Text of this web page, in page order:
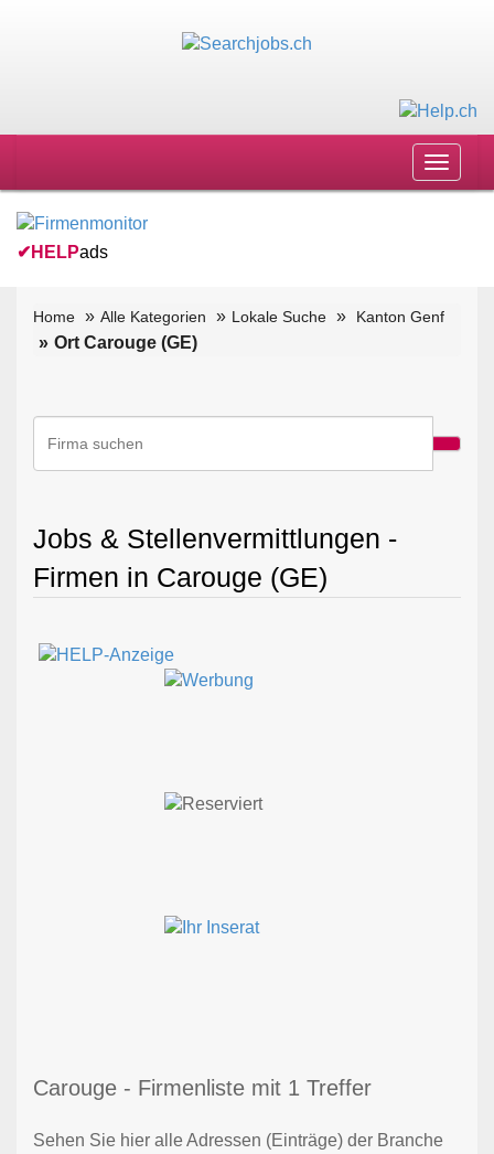
Toggle
✔ HELPads
Home Alle Kategorien Lokale Suche Kanton Genf
Ort Carouge (GE)
Jobs & Stellenvermittlungen -
Firmen in Carouge (GE)
Carouge - Firmenliste mit 1 Treffer
Sehen Sie hier alle Adressen (Einträge) der Branche